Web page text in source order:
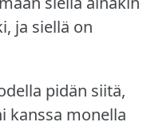
ja siellä on
pidän siitä,
kanssa monella